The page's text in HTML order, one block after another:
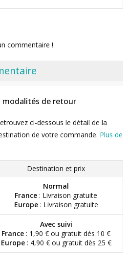
commentaire !
modalités de retour
ci-dessous le détail de la
de votre commande. Plus de
Destination et prix
Normal
France : Livraison gratuite
Europe: Livraison gratuite
Avec suivi
France : 1,90 € ou gratuit dès 10 €
Europe: 4,90 € ou gratuit dès 25 €